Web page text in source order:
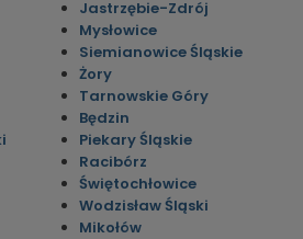
Jastrzębie-Zdrój
Mysłowice
Siemianowice Śląskie
Żory
Tarnowskie Góry
Będzin
Piekary Śląskie
Racibórz
Świętochłowice
Wodzisław Śląski
Mikołów